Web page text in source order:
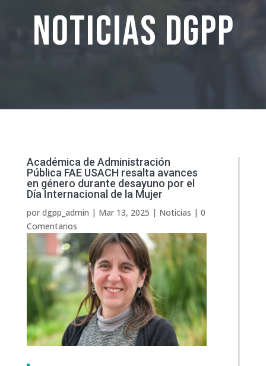
Noticias DGPP
Académica de Administración
Pública FAE USACH resalta avances
en género durante desayuno por el
Día Internacional de la Mujer
por dgpp_admin | Mar 13, 2025 | Noticias | 0
Comentarios